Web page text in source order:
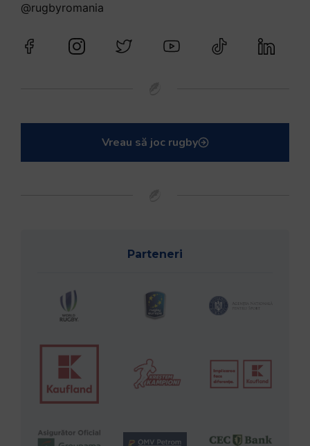
@rugbyromania
Vreau să joc rugby
Parteneri